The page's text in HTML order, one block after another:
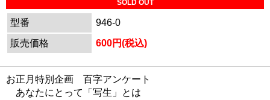
SOLD OUT
型番
946-0
販売価格
600円(税込)
お正月特別企画 百字アンケート
あなたにとって「写生」とは